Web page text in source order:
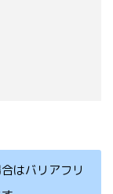
はバリアフリ